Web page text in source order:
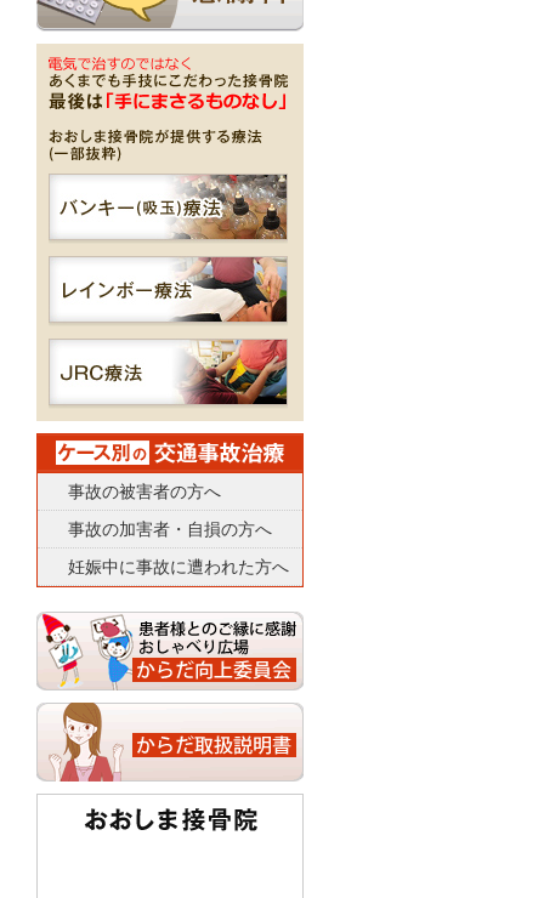
事故の被害者の方へ
事故の加害者・自損の方へ
妊娠中に事故に遭われた方へ